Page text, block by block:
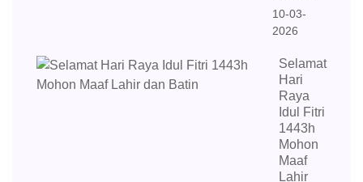
10-03-
2026
Selamat
Hari
Raya
Idul Fitri
1443h
Mohon
Maaf
Lahir